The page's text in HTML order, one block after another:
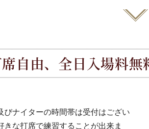
自由、全日入場料
びナイターの時間帯は受付はござい
きな打席で練習することが出来ま